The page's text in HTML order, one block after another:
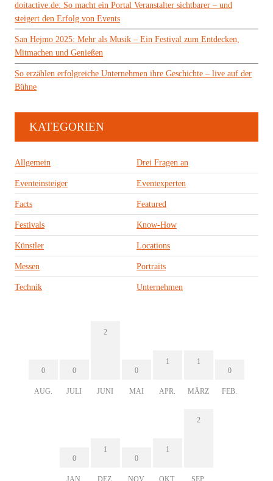
doitactive.de: So macht ein Portal Veranstalter sichtbarer – und
steigert den Erfolg von Events
San Hejmo 2025: Mehr als Musik – Ein Festival zum Entdecken,
Mitmachen und Genießen
So erzählen erfolgreiche Unternehmen ihre Geschichte – live auf der
Bühne
KATEGORIEN
Allgemein Drei Fragen an
Eventeinsteiger Eventexperten
Facts Featured
Festivals Know-How
Künstler Locations
Messen Portraits
Technik Unternehmen
0
AUG.
0
JULI
2
JUNI
0
MAI
1
APR.
1
MÄRZ
0
FEB.
0
JAN.
1
DEZ.
0
NOV.
1
OKT.
2
SEP.